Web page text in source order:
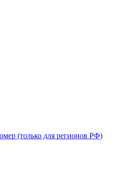
(только для регионов РФ)